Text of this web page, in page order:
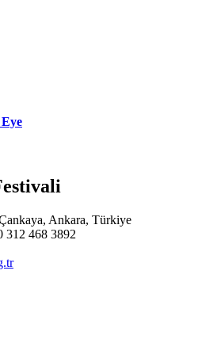
Ankara, Türkiye
312 468 3892